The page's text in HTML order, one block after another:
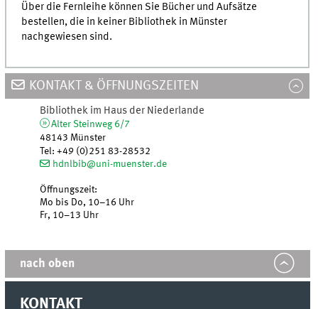
Über die Fernleihe können Sie Bücher und Aufsätze
bestellen, die in keiner Bibliothek in Münster
nachgewiesen sind.
KONTAKT & ÖFFNUNGSZEITEN
Bibliothek im Haus der Niederlande
Alter Steinweg 6/7
48143 Münster
Tel:+49 (0)251 83-28532
hdnlbib@uni-muenster.de
Öffnungszeit:
Mo bis Do, 10–16 Uhr
Fr, 10–13 Uhr
nach oben
KONTAKT